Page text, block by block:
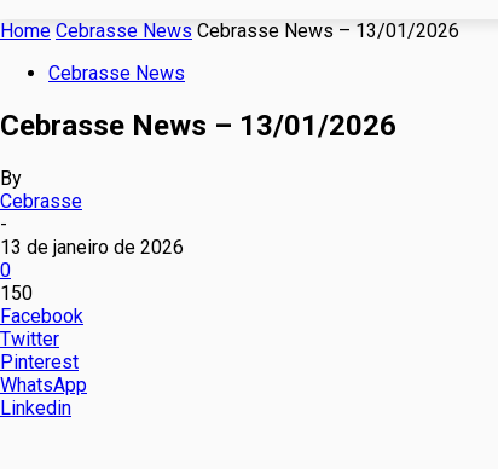
Home Cebrasse News Cebrasse News – 13/01/2026
Cebrasse News
Cebrasse News – 13/01/2026
By
Cebrasse
-
13 de janeiro de 2026
0
150
Facebook
Twitter
Pinterest
WhatsApp
Linkedin